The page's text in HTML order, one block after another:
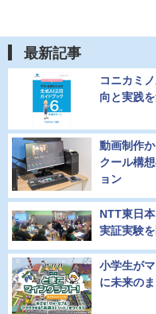
最新記事
コニカミ
向と実践
動画制作
クール構
ョン
NTT東日
実証実験
小学生が
に未来の